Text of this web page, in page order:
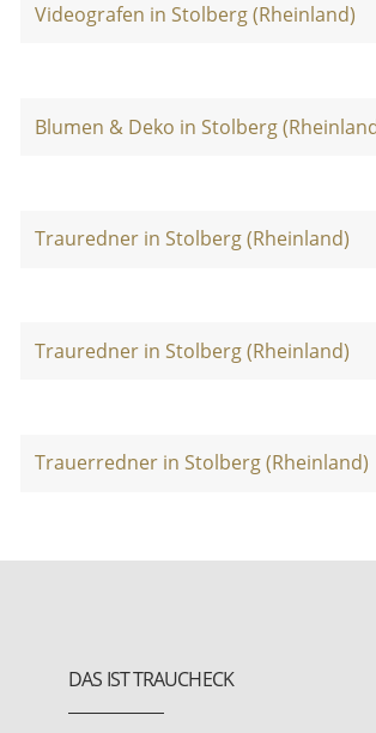
Videografen in Stolberg (Rheinland)
Blumen & Deko in Stolberg
Trauredner in Stolberg (Rheinland)
Trauredner in Stolberg (Rheinland)
Trauerredner in Stolberg (Rheinland)
DAS IST TRAUCHECK